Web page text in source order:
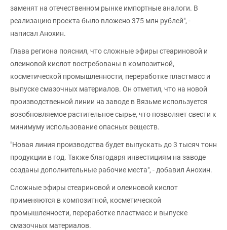
заменят на отечественном рынке импортные аналоги. В
реализацию проекта было вложено 375 млн рублей", -
написал Анохин.
Глава региона пояснил, что сложные эфиры стеариновой и
олеиновой кислот востребованы в композитной,
косметической промышленности, переработке пластмасс и
выпуске смазочных материалов. Он отметил, что на новой
производственной линии на заводе в Вязьме используется
возобновляемое растительное сырье, что позволяет свести к
минимуму использование опасных веществ.
"Новая линия производства будет выпускать до 3 тысяч тонн
продукции в год. Также благодаря инвестициям на заводе
созданы дополнительные рабочие места", - добавил Анохин.
Сложные эфиры стеариновой и олеиновой кислот
применяются в композитной, косметической
промышленности, переработке пластмасс и выпуске
смазочных материалов.